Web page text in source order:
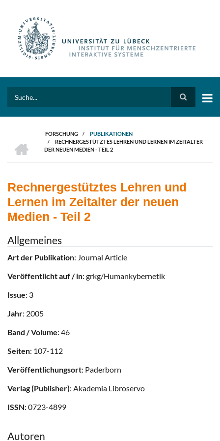
PFADNAVIGATION
FORSCHUNG / PUBLIKATIONEN
/
RECHNERGESTÜTZTES LEHREN UND LERNEN IM ZEITALTER
DER NEUEN MEDIEN - TEIL 2
Rechnergestütztes Lehren und
Lernen im Zeitalter der neuen
Medien - Teil 2
Allgemeines
Art der Publikation: Journal Article
Veröffentlicht auf / in: grkg/Humankybernetik
Issue: 3
Jahr: 2005
Band / Volume: 46
Seiten: 107-112
Veröffentlichungsort: Paderborn
Verlag (Publisher): Akademia Libroservo
ISSN: 0723-4899
Autoren